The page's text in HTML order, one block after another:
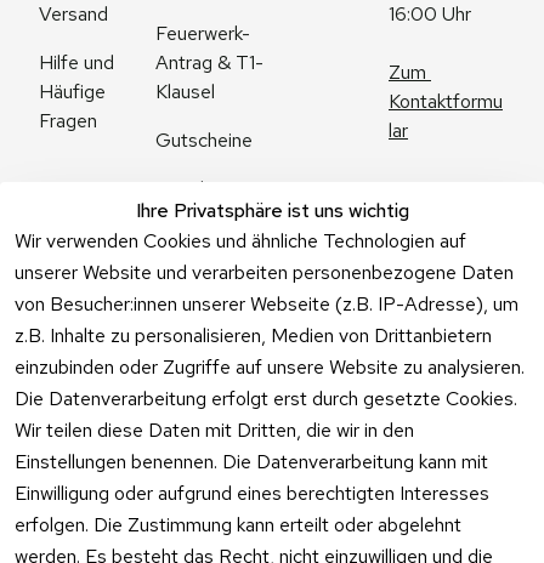
Ihre Privatsphäre ist uns wichtig
Wir verwenden Cookies und ähnliche Technologien auf
unserer Website und verarbeiten personenbezogene Daten
von Besucher:innen unserer Webseite (z.B. IP-Adresse), um
z.B. Inhalte zu personalisieren, Medien von Drittanbietern
einzubinden oder Zugriffe auf unsere Website zu analysieren.
Die Datenverarbeitung erfolgt erst durch gesetzte Cookies.
Wir teilen diese Daten mit Dritten, die wir in den
Einstellungen benennen. Die Datenverarbeitung kann mit
Einwilligung oder aufgrund eines berechtigten Interesses
erfolgen. Die Zustimmung kann erteilt oder abgelehnt
werden. Es besteht das Recht, nicht einzuwilligen und die
Versand
Hilfe und
Häufige
Fragen
Feuerwerk-
Antrag & T1-
Klausel
Gutscheine
Angebote
Feuerwerk
Online kaufen
16:00 Uhr
Zum
Kontaktformu
lar
Vertrag
widerrufen